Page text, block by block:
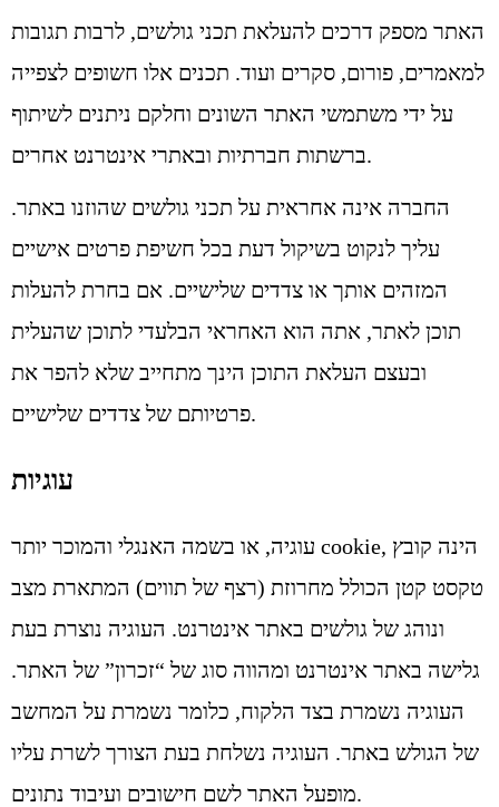
האתר מספק דרכים להעלאת תכני גולשים, לרבות תגובות
למאמרים, פורום, סקרים ועוד. תכנים אלו חשופים לצפייה
על ידי משתמשי האתר השונים וחלקם ניתנים לשיתוף
ברשתות חברתיות ובאתרי אינטרנט אחרים.
החברה אינה אחראית על תכני גולשים שהוזנו באתר.
עליך לנקוט בשיקול דעת בכל חשיפת פרטים אישיים
המזהים אותך או צדדים שלישיים. אם בחרת להעלות
תוכן לאתר, אתה הוא האחראי הבלעדי לתוכן שהעלית
ובעצם העלאת התוכן הינך מתחייב שלא להפר את
פרטיותם של צדדים שלישיים.
עוגיות
עוגיה, או בשמה האנגלי והמוכר יותר cookie, הינה קובץ
טקסט קטן הכולל מחרוזת (רצף של תווים) המתארת מצב
ונוהג של גולשים באתר אינטרנט. העוגיה נוצרת בעת
גלישה באתר אינטרנט ומהווה סוג של “זכרון” של האתר.
העוגיה נשמרת בצד הלקוח, כלומר נשמרת על המחשב
של הגולש באתר. העוגיה נשלחת בעת הצורך לשרת עליו
מופעל האתר לשם חישובים ועיבוד נתונים.